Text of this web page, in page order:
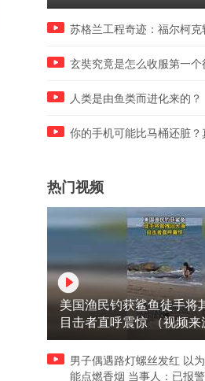
有人养没人教，指的就是这种
那
苏格兰工程奇迹：福尔柯克
玄奘究竟是怎么收服第一个
人类是由鱼类而进化来的？
你的手机可能比马桶还脏？
热门视频
美国渔民钓获鲨鱼徒手将
目击者直呼震惊 （视频
息）
男子偶遇路灯螺丝发红 以
能点燃香烟 当事人：已报